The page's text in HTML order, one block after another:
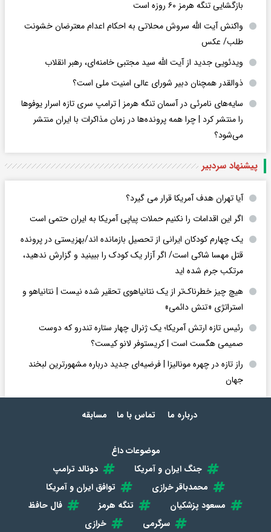
بازگشایی تنگه هرمز ۶۰ روزه است
واکنش آیت الله سروش محلاتی به احکام اعدام معترضان خشونت
طلب/ عکس
ویدئویی جدید از آیت الله سید مجتبی خامنه‌ای، رهبر انقلاب
ذوالقدر همچنان دبیر شورای ‌عالی امنیت ملی است؟
سایه‌های نامرئی در آسمان تنگه هرمز | ترامپ سری تازه اسرار یوفوها
را منتشر کرد | چرا همه پرونده‌ها در زمان مذاکرات با ایران منتشر
می‌شود؟
پیشنهاد سردبیر
آیا تهران هدف آمریکا قرار می گیرد؟
اگر این اقدامات را نکنیم حملات پیاپی آمریکا به ایران حتمی است
یک چهارم کودکان ایرانی از تحصیل بازمانده اند/بهزیستی در پرونده
قتل مهسا شاکی است/ اگر آزار یک کودک را ببینید و گزارش ندهید،
مرتکب جرم شده اید
هیچ چیز خطرناک‌تر از یک نتانیاهوی تحقیر شده نیست | نتانیاهو و
استراتژی «تنش دائمی»
رئیس تازه ارتش آمریکا؛ یک ژنرال چهار ستاره تندرو که دوست
صمیمی هگست است | کریستوفر لانو کیست؟
راز تازه در چهره مونالیزا | فرضیه‌ای جدید درباره مشهورترین لبخند
جهان
درباره ما تماس با ما مسابقه
موضوعات داغ
جنگ ایران و آمریکا
دونالد ترامپ
محمدباقر خرازی
توافق ایران و آمریکا
مسعود پزشکیان
تنگه هرمز
فال حافظ
سرگرمی
خرازی